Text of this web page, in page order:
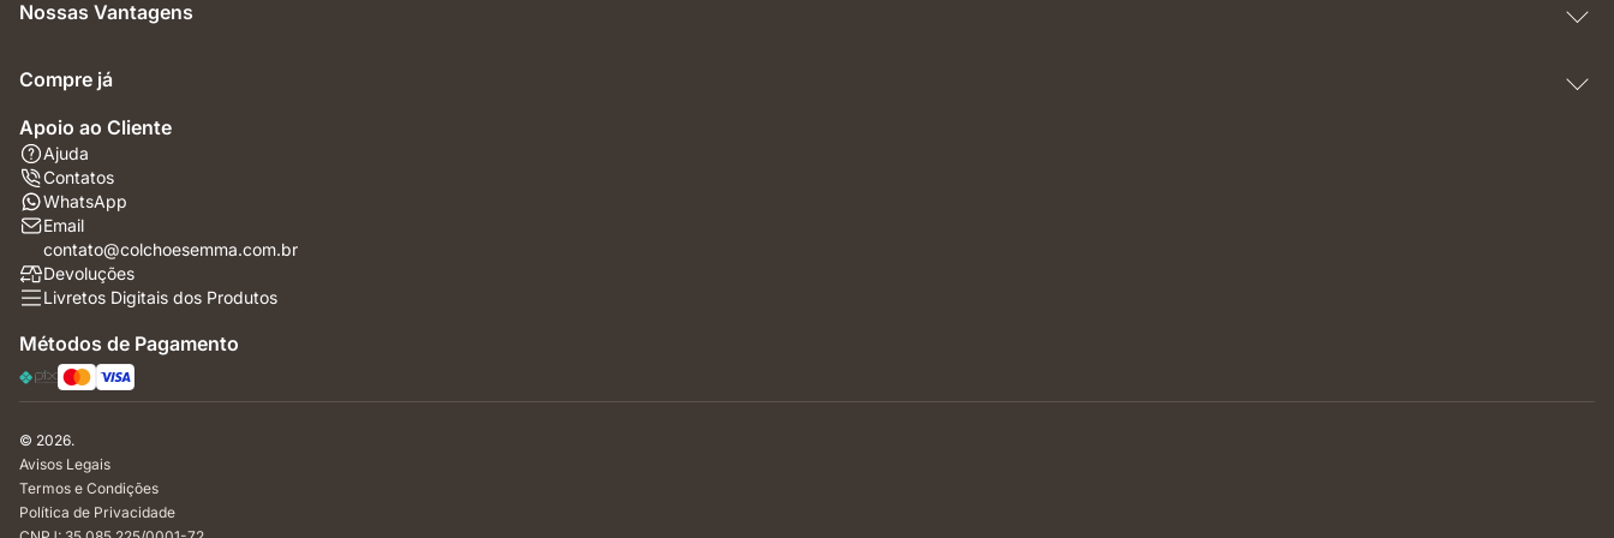
Nossas Vantagens
Compre já
Apoio ao Cliente
Ajuda
Contatos
WhatsApp
Email
contato@colchoesemma.com.br
Devoluções
Livretos Digitais dos Produtos
Métodos de Pagamento
© 2026.
Avisos Legais
Termos e Condições
Política de Privacidade